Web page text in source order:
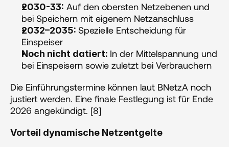
2030-33: Auf den obersten Netzebenen und
bei Speichern mit eigenem Netzanschluss
2032–2035: Spezielle Entscheidung für
Einspeiser
Noch nicht datiert: In der Mittelspannung und
bei Einspeisern sowie zuletzt bei Verbrauchern
Die Einführungstermine können laut BNetzA noch
justiert werden. Eine finale Festlegung ist für Ende
2026 angekündigt. [8]
Vorteil dynamische Netzentgelte